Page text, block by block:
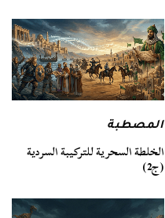
المصطبة
الخلطة السحرية للتركيبة السردية
(ج2)